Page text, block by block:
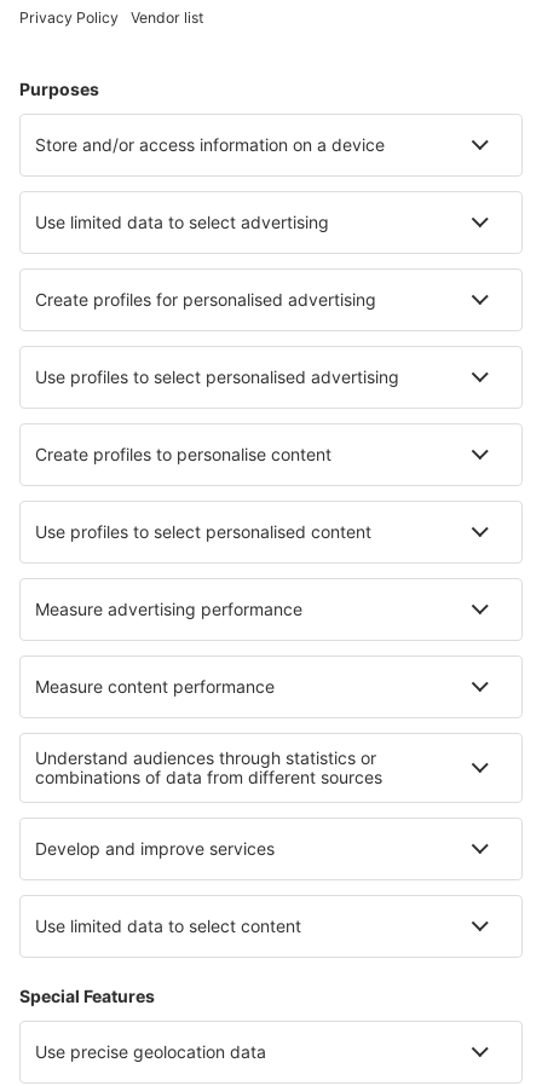
Vliegtickets
Verblijf
Vlucht+hotel
Hotels
Transfers
Attracties
Luchtvaartmaatschappijen
Brussels Airlines
Ryanair
Wizz Air
Tui Fly
Transavia
Over eSky
Algemene voorwaarden
Mijn boekingen
Privacykennisgeving
Ondersteuning en contact
Privacy
Landen
Internationale sites